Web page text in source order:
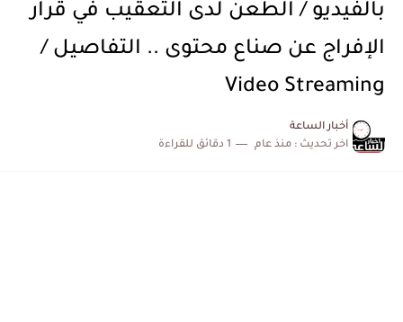
بالفيديو / الطعن لدى التعقيب في قرار
الإفراج عن صناع محتوى .. التفاصيل /
Video Streaming
أخبار الساعة
اخر تحديث : منذ عام 1 دقائق للقراءة